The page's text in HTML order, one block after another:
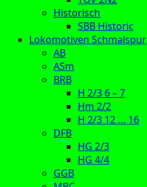
Historisch
SBB Historic
Lokomotiven Schmalspur
AB
ASm
BRB
H 2/3 6 – 7
Hm 2/2
H 2/3 12 … 16
DFB
HG 2/3
HG 4/4
GGB